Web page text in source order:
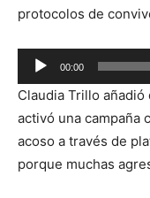
protocolos de
Reproductor
de
audio
00:00
Claudia Trillo
activó una campaña
acoso a través de
porque muchas